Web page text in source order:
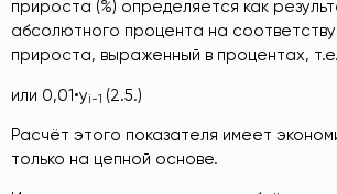
прироста (%) определяется как
абсолютного процента на
прироста, выраженный в процентах, т.е.
или 0,01•yi-1 (2.5.)
Расчёт этого показателя имеет
только на цепной основе.